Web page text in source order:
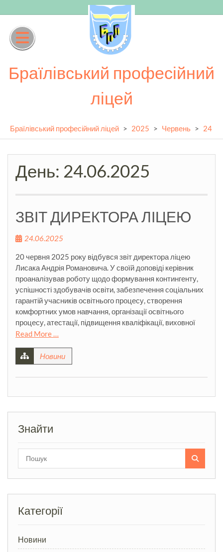
to
content
Браїлівський професійний
ліцей
Браїлівський професійний ліцей > 2025 > Червень > 24
День: 24.06.2025
ЗВІТ ДИРЕКТОРА ЛІЦЕЮ
24.06.2025
20 червня 2025 року відбувся звіт директора ліцею
Лисака Андрія Романовича. У своїй доповіді керівник
проаналізував роботу щодо формування контингенту,
успішності здобувачів освіти, забезпечення соціальних
гарантій учасників освітнього процесу, створення
комфортних умов навчання, організації освітнього
процесу, атестації, підвищення кваліфікації, виховної
Read More …
Новини
Знайти
Категорії
Новини